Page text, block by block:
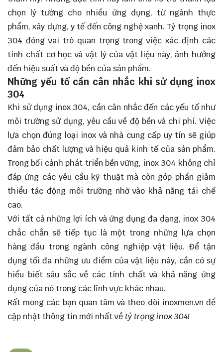
chọn lý tưởng cho nhiều ứng dụng, từ ngành thực
phẩm, xây dựng, y tế đến công nghệ xanh. Tỷ trọng inox
304 đóng vai trò quan trọng trong việc xác định các
tính chất cơ học và vật lý của vật liệu này, ảnh hưởng
đến hiệu suất và độ bền của sản phẩm.
Những yếu tố cần cân nhắc khi sử dụng inox
304
Khi sử dụng inox 304, cần cân nhắcđến các yếu tố như
môi trường sử dụng, yêu cầu về độ bền và chi phí. Việc
lựa chọn đúng loại inox và nhà cung cấp uy tín sẽ giúp
đảm bảo chất lượng và hiệu quả kinh tế của sản phẩm.
Trong bối cảnh phát triển bền vững, inox 304 không chỉ
đáp ứng các yêu cầu kỹ thuật mà còn góp phần giảm
thiểu tác động môi trường nhờ vào khả năng tái chế
cao.
Với tất cả những lợi ích và ứng dụng đa dạng, inox 304
chắc chắn sẽ tiếp tục là một trong những lựa chọn
hàng đầu trong ngành công nghiệp vật liệu. Để tận
dụng tối đa những ưu điểm của vật liệu này, cần có sự
hiểu biết sâu sắc về các tính chất và khả năng ứng
dụng của nó trong các lĩnh vực khác nhau.
Rất mong các bạn quan tâm và theo dõi inoxmen.vn để
cập nhật thông tin mới nhất vềtỷ trọng inox 304!